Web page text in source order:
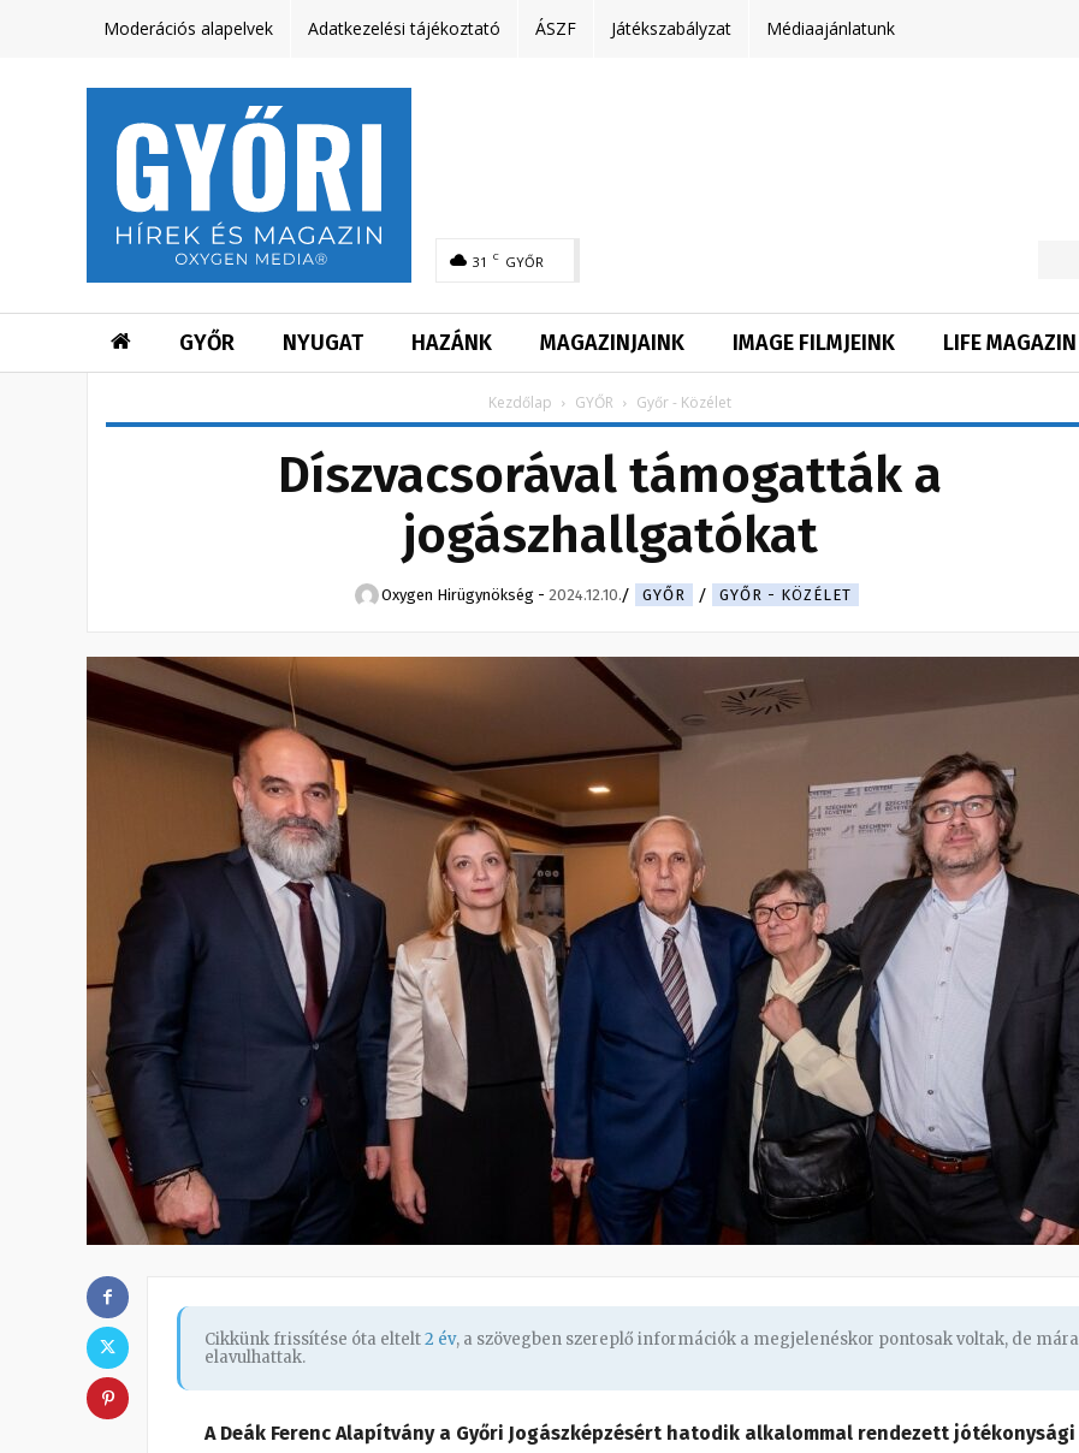
Moderációs alapelvek Adatkezelési tájékoztató ÁSZF Játékszabályzat Médiaajánlatunk
31 C GYŐR
GYŐR NYUGAT HAZÁNK MAGAZINJAINK IMAGE FILMJEINK LIFE MAGAZIN
Kezdőlap GYŐR Győr - Közélet
Díszvacsorával támogatták a
jogászhallgatókat
Oxygen Hirügynökség - 2024.12.10. GYŐR GYŐR - KÖZÉLET
Cikkünk frissítése óta eltelt2 év, a szövegben szereplő információk a megjelenéskor pontosak voltak, de mára
elavulhattak.
A Deák Ferenc Alapítvány a Győri Jogászképzésért hatodik alkalommal rendezett jótékonysági